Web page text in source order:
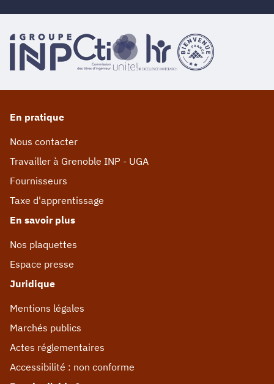
En pratique
Nous contacter
Travailler à Grenoble INP - UGA
Fournisseurs
Taxe d'apprentissage
En savoir plus
Nos plaquettes
Espace presse
Juridique
Mentions légales
Marchés publics
Actes réglementaires
Accessibilité : non conforme